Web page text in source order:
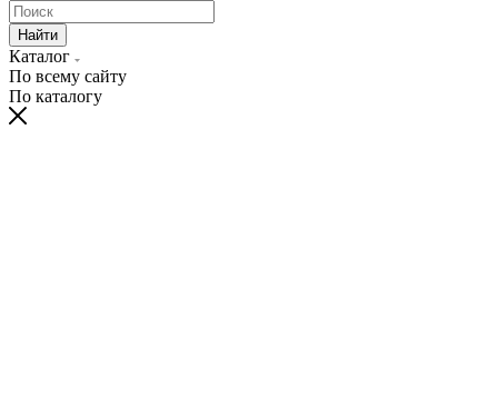
Найти
Каталог
По всему сайту
По каталогу